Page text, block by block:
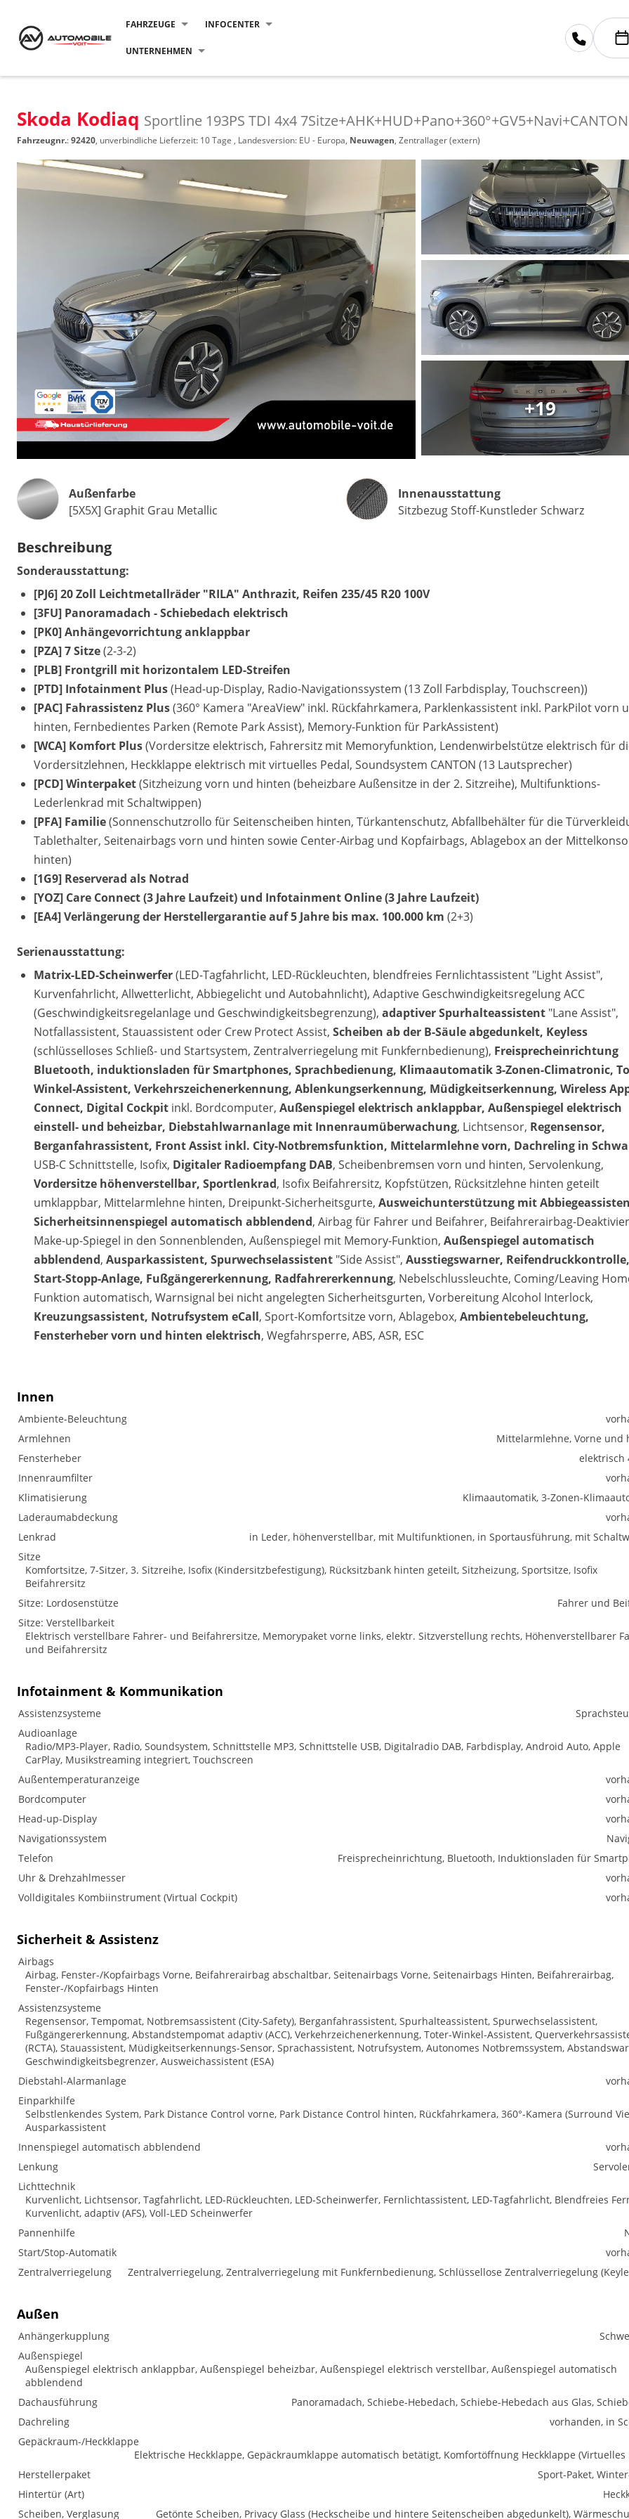
FAHRZEUGE INFOCENTER
UNTERNEHMEN
Skoda Kodiaq Sportline 193PS TDI 4x4
Fahrzeugnr.:92420, unverbindliche Lieferzeit: 10 Tage , Landesversion: EU - Europa, Neuwagen, Zentrallager (extern)
Matthias Voit
Geschäftsführung / Inhaber
Festnetz
0961 381 762
+19
Außenfarbe
[5X5X] Graphit Grau Metallic
InnenausstattungInnenausstattung
Sitzbezug Stoff-Kunstleder Schwarz
Beschreibung
Sonderausstattung:
[PJ6] 20 Zoll Leichtmetallräder "RILA" Anthrazit, Reifen 235/45 R20 100V
[3FU] Panoramadach - Schiebedach elektrisch
[PK0] Anhängevorrichtung anklappbar
[PZA] 7 Sitze(2-3-2)
[PLB] Frontgrill mit horizontalem LED-Streifen
[PTD] Infotainment Plus(Head-up-Display, Radio-Navigationssystem (13 Zoll Farbdisplay, Touchscreen))
[PAC] Fahrassistenz Plus(360° Kamera "AreaView" inkl. Rückfahrkamera, Parklenkassistent inkl. ParkPilot vorn
hinten, Fernbedientes Parken (Remote Park Assist), Memory-Funktion für ParkAssistent)
[WCA] Komfort Plus(Vordersitze elektrisch, Fahrersitz mit Memoryfunktion, Lendenwirbelstütze elektrisch für
Vordersitzlehnen, Heckklappe elektrisch mit virtuelles Pedal, Soundsystem CANTON (13 Lautsprecher)
[PCD] Winterpaket(Sitzheizung vorn und hinten (beheizbare Außensitze in der 2. Sitzreihe), Multifunktions-
Lederlenkrad mit Schaltwippen)
[PFA] Familie(Sonnenschutzrollo für Seitenscheiben hinten, Türkantenschutz, Abfallbehälter für die
Tablethalter, Seitenairbags vorn und hinten sowie Center-Airbag und Kopfairbags, Ablagebox an der
hinten)
[1G9] Reserverad als Notrad
[YOZ] Care Connect (3 Jahre Laufzeit) und Infotainment Online (3 Jahre Laufzeit)
[EA4] Verlängerung der Herstellergarantie auf 5 Jahre bis max. 100.000 km (2+3)
Serienausstattung:
Matrix-LED-Scheinwerfer(LED-Tagfahrlicht, LED-Rückleuchten, blendfreies Fernlichtassistent "Light Assist",
Kurvenfahrlicht, Allwetterlicht, Abbiegelicht und Autobahnlicht), Adaptive Geschwindigkeitsregelung ACC
(Geschwindigkeitsregelanlage und Geschwindigkeitsbegrenzung), adaptiver Spurhalteassistent "Lane Assist",
Notfallassistent, Stauassistent oder Crew Protect Assist, Scheiben ab der B-Säule abgedunkelt, Keyless
(schlüsselloses Schließ- und Startsystem, Zentralverriegelung mit Funkfernbedienung), Freisprecheinrichtung
Bluetooth, induktionsladen für Smartphones, Sprachbedienung, Klimaautomatik 3-Zonen-Climatronic,
Winkel-Assistent, Verkehrszeichenerkennung, Ablenkungserkennung, Müdigkeitserkennung, Wireless
Connect, Digital Cockpit inkl. Bordcomputer, Außenspiegel elektrisch anklappbar, Außenspiegel elektrisch
einstell- und beheizbar, Diebstahlwarnanlage mit Innenraumüberwachung, Lichtsensor, Regensensor,
Berganfahrassistent, Front Assist inkl. City-Notbremsfunktion, Mittelarmlehne vorn, Dachreling in
USB-C Schnittstelle, Isofix, Digitaler Radioempfang DAB, Scheibenbremsen vorn und hinten, Servolenkung,
Vordersitze höhenverstellbar, Sportlenkrad, Isofix Beifahrersitz, Kopfstützen, Rücksitzlehne hinten geteilt
umklappbar, Mittelarmlehne hinten, Dreipunkt-Sicherheitsgurte, Ausweichunterstützung mit
Sicherheitsinnenspiegel automatisch abblendend, Airbag für Fahrer und Beifahrer, Beifahrerairbag-
Make-up-Spiegel in den Sonnenblenden, Außenspiegel mit Memory-Funktion, Außenspiegel automatisch
abblendend, Ausparkassistent, Spurwechselassistent "Side Assist", Ausstiegswarner, Reifendruckkontrolle,
Start-Stopp-Anlage, Fußgängererkennung, Radfahrererkennung, Nebelschlussleuchte, Coming/Leaving
Funktion automatisch, Warnsignal bei nicht angelegten Sicherheitsgurten, Vorbereitung Alcohol Interlock,
Kreuzungsassistent, Notrufsystem eCall, Sport-Komfortsitze vorn, Ablagebox, Ambientebeleuchtung,
Fensterheber vorn und hinten elektrisch, Wegfahrsperre, ABS, ASR, ESC
Innen
Ambiente-Beleuchtung
Armlehnen
Mittelarmlehne, Vorne und
Fensterheber
elektrisch
Innenraumfilter
Klimatisierung
Klimaautomatik, 3-Zonen-
Laderaumabdeckung
Lenkrad
in Leder, höhenverstellbar, mit Multifunktionen, in Sportausführung, mit
Sitze
Komfortsitze, 7-Sitzer, 3. Sitzreihe, Isofix (Kindersitzbefestigung), Rücksitzbank hinten geteilt, Sitzheizung, Sportsitze, Isofix
Beifahrersitz
Sitze: Lordosenstütze
Fahrer und
Sitze: Verstellbarkeit
Elektrisch verstellbare Fahrer- und Beifahrersitze, Memorypaket vorne links, elektr. Sitzverstellung rechts, Höhenverstellbarer
und Beifahrersitz
Infotainment & Kommunikation
Assistenzsysteme
Audioanlage
Radio/MP3-Player, Radio, Soundsystem, Schnittstelle MP3, Schnittstelle USB, Digitalradio DAB, Farbdisplay, Android Auto, Apple
CarPlay, Musikstreaming integriert, Touchscreen
Außentemperaturanzeige
Bordcomputer
Head-up-Display
Navigationssystem
Telefon
Freisprecheinrichtung, Bluetooth, Induktionsladen für
Uhr & Drehzahlmesser
Volldigitales Kombiinstrument (Virtual Cockpit)
Sicherheit & Assistenz
Airbags
Airbag, Fenster-/Kopfairbags Vorne, Beifahrerairbag abschaltbar, Seitenairbags Vorne, Seitenairbags Hinten, Beifahrerairbag,
Fenster-/Kopfairbags Hinten
Assistenzsysteme
Regensensor, Tempomat, Notbremsassistent (City-Safety), Berganfahrassistent, Spurhalteassistent, Spurwechselassistent,
Fußgängererkennung, Abstandstempomat adaptiv (ACC), Verkehrzeichenerkennung, Toter-Winkel-Assistent,
(RCTA), Stauassistent, Müdigkeitserkennungs-Sensor, Sprachassistent, Notrufsystem, Autonomes Notbremssystem,
Geschwindigkeitsbegrenzer, Ausweichassistent (ESA)
Diebstahl-Alarmanlage
Einparkhilfe
Selbstlenkendes System, Park Distance Control vorne, Park Distance Control hinten, Rückfahrkamera, 360°-Kamera (Surround
Ausparkassistent
Innenspiegel automatisch abblendend
Lenkung
Lichttechnik
Kurvenlicht, Lichtsensor, Tagfahrlicht, LED-Rückleuchten, LED-Scheinwerfer, Fernlichtassistent, LED-Tagfahrlicht, Blendfreies
Kurvenlicht, adaptiv (AFS), Voll-LED Scheinwerfer
Pannenhilfe
Start/Stop-Automatik
Zentralverriegelung
Zentralverriegelung, Zentralverriegelung mit Funkfernbedienung, Schlüssellose Zentralverriegelung
Außen
Anhängerkupplung
Außenspiegel
Außenspiegel elektrisch anklappbar, Außenspiegel beheizbar, Außenspiegel elektrisch verstellbar, Außenspiegel automatisch
abblendend
Dachausführung
Panoramadach, Schiebe-Hebedach, Schiebe-Hebedach aus Glas,
Dachreling
vorhanden, in
Gepäckraum-/Heckklappe
Elektrische Heckklappe, Gepäckraumklappe automatisch betätigt, Komfortöffnung Heckklappe (Virtuelles
Herstellerpaket
Sport-Paket,
Hintertür (Art)
Scheiben, Verglasung
Getönte Scheiben, Privacy Glass (Heckscheibe und hintere Seitenscheiben abgedunkelt),